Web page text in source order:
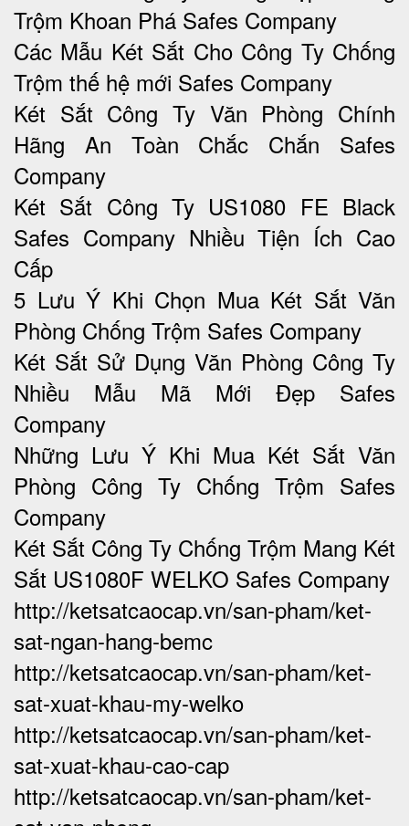
Trộm Khoan Phá Safes Company
Các Mẫu Két Sắt Cho Công Ty Chống
Trộm thế hệ mới Safes Company
Két Sắt Công Ty Văn Phòng Chính
Hãng An Toàn Chắc Chắn Safes
Company
Két Sắt Công Ty US1080 FE Black
Safes Company Nhiều Tiện Ích Cao
Cấp
5 Lưu Ý Khi Chọn Mua Két Sắt Văn
Phòng Chống Trộm Safes Company
Két Sắt Sử Dụng Văn Phòng Công Ty
Nhiều Mẫu Mã Mới Đẹp Safes
Company
Những Lưu Ý Khi Mua Két Sắt Văn
Phòng Công Ty Chống Trộm Safes
Company
Két Sắt Công Ty Chống Trộm Mang Két
Sắt US1080F WELKO Safes Company
http://ketsatcaocap.vn/san-pham/ket-
sat-ngan-hang-bemc
http://ketsatcaocap.vn/san-pham/ket-
sat-xuat-khau-my-welko
http://ketsatcaocap.vn/san-pham/ket-
sat-xuat-khau-cao-cap
http://ketsatcaocap.vn/san-pham/ket-